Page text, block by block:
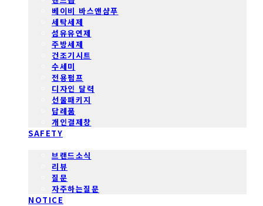
베이비 바스앤샴푸
세탁세제
섬유유연제
주방세제
건조기시트
수세미
전용펌프
디자인 달력
선물패키지
답례품
개인결제창
SAFETY
브랜드소식
리뷰
질문
자주하는질문
NOTICE